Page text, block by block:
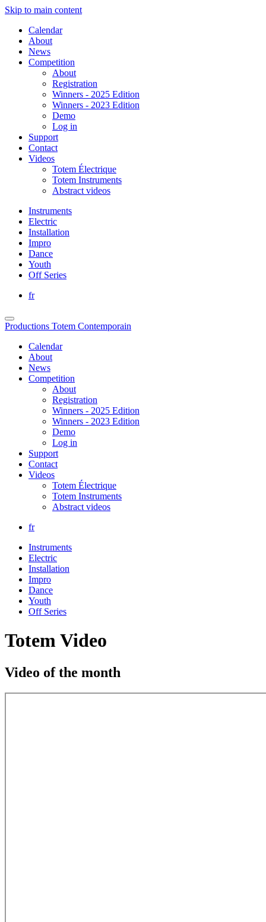
Skip to main content
Calendar
About
News
Competition
About
Registration
Winners - 2025 Edition
Winners - 2023 Edition
Demo
Log in
Support
Contact
Videos
Totem Électrique
Totem Instruments
Abstract videos
Instruments
Electric
Installation
Impro
Dance
Youth
Off Series
fr
Productions Totem Contemporain
Calendar
About
News
Competition
About
Registration
Winners - 2025 Edition
Winners - 2023 Edition
Demo
Log in
Support
Contact
Videos
Totem Électrique
Totem Instruments
Abstract videos
fr
Instruments
Electric
Installation
Impro
Dance
Youth
Off Series
Totem Video
Video of the month